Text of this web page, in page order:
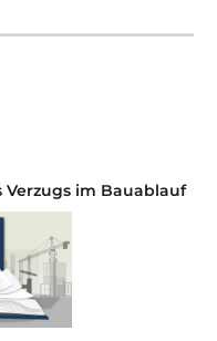
Verzugs im Bauablauf